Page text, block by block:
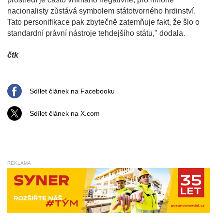
nacionalisty zůstává symbolem státotvorného hrdinství.
Tato personifikace pak zbytečně zatemňuje fakt, že šlo o
standardní právní nástroje tehdejšího státu," dodala.
čtk
Sdílet článek na Facebooku
Sdílet článek na X.com
REKLAMA